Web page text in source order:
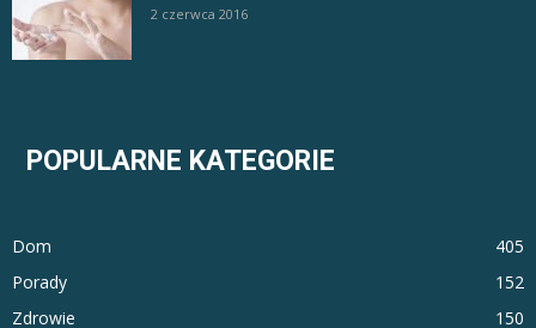
2 czerwca 2016
POPULARNE KATEGORIE
Dom
405
Porady
152
Zdrowie
150